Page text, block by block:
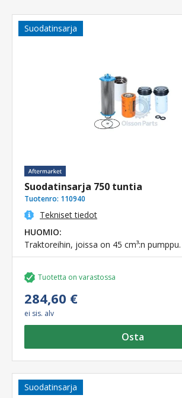
Suodatinsarja
Suodatinsarja 750 tuntia
Tuotenro: 110940
Tekniset tiedot
HUOMIO:
Traktoreihin, joissa on 45 cm³:n pumppu.
Tuotetta on varastossa
284,60 €
ei sis. alv
Osta
Suodatinsarja